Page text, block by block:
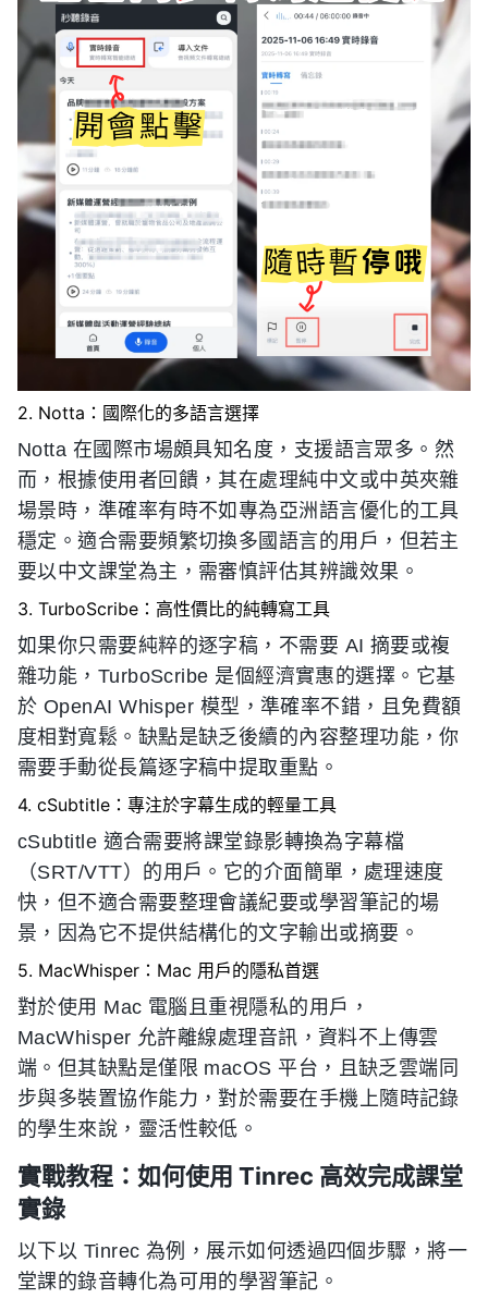
2. Notta：國際化的多語言選擇
Notta 在國際市場頗具知名度，支援語言眾多。然
而，根據使用者回饋，其在處理純中文或中英夾雜
場景時，準確率有時不如專為亞洲語言優化的工具
穩定。適合需要頻繁切換多國語言的用戶，但若主
要以中文課堂為主，需審慎評估其辨識效果。
3. TurboScribe：高性價比的純轉寫工具
如果你只需要純粹的逐字稿，不需要 AI 摘要或複
雜功能，TurboScribe 是個經濟實惠的選擇。它基
於 OpenAI Whisper 模型，準確率不錯，且免費額
度相對寬鬆。缺點是缺乏後續的內容整理功能，你
需要手動從長篇逐字稿中提取重點。
4. cSubtitle：專注於字幕生成的輕量工具
cSubtitle 適合需要將課堂錄影轉換為字幕檔
（SRT/VTT）的用戶。它的介面簡單，處理速度
快，但不適合需要整理會議紀要或學習筆記的場
景，因為它不提供結構化的文字輸出或摘要。
5. MacWhisper：Mac 用戶的隱私首選
對於使用 Mac 電腦且重視隱私的用戶，
MacWhisper 允許離線處理音訊，資料不上傳雲
端。但其缺點是僅限 macOS 平台，且缺乏雲端同
步與多裝置協作能力，對於需要在手機上隨時記錄
的學生來說，靈活性較低。
實戰教程：如何使用 Tinrec 高效完成課堂
實錄
以下以 Tinrec 為例，展示如何透過四個步驟，將一
堂課的錄音轉化為可用的學習筆記。